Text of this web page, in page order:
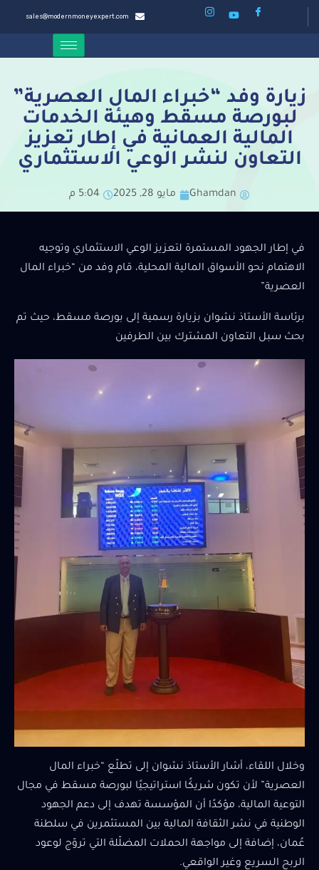
sales@modernmoneyexpert.com
زيارة وفد “خبراء المال العصرية”
لبورصة مسقط وهيئة الخدمات
المالية العمانية في إطار تعزيز
التعاون لنشر الوعي الاستثماري
Ghamdan مايو 28, 2025 5:04 م
في إطار الجهود المستمرة لتعزيز الوعي الاستثماري وتوجيه
الاهتمام نحو الأسواق المالية المحلية، قام وفد من “خبراء المال
العصرية”
برئاسة الأستاذ نشوان بزيارة رسمية إلى بورصة مسقط، حيث تم
بحث سبل التعاون المشترك بين الطرفين
وخلال اللقاء، أشار الأستاذ نشوان إلى تطلّع “خبراء المال
العصرية” لأن تكون شريكًا استراتيجيًا لبورصة مسقط في مجال
التوعية المالية، مؤكدًا أن المؤسسة تهدف إلى دعم الجهود
الوطنية في نشر الثقافة المالية بين المستثمرين في سلطنة
عُمان، إضافة إلى مواجهة الحملات المضلّلة التي تروّج لوعود
الربح السريع وغير الواقعي.